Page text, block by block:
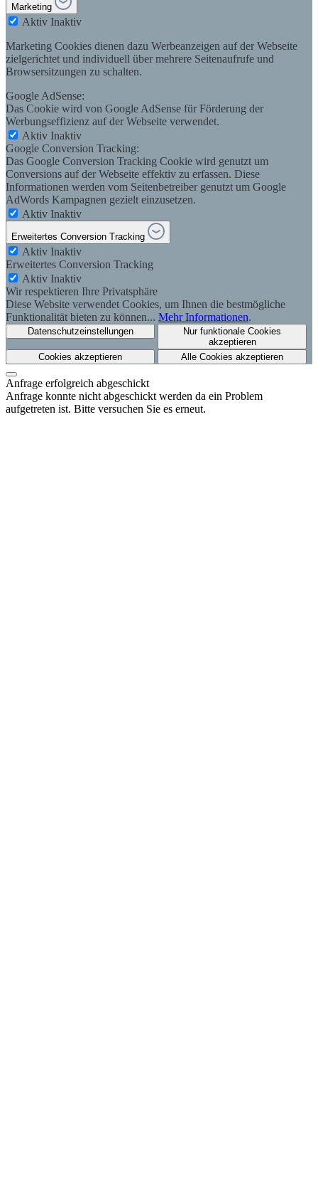
Marketing
Aktiv Inaktiv
Marketing Cookies dienen dazu Werbeanzeigen auf der Webseite
zielgerichtet und individuell über mehrere Seitenaufrufe und
Browsersitzungen zu schalten.
Google AdSense:
Das Cookie wird von Google AdSense für Förderung der
Werbungseffizienz auf der Webseite verwendet.
Aktiv Inaktiv
Google Conversion Tracking:
Das Google Conversion Tracking Cookie wird genutzt um
Conversions auf der Webseite effektiv zu erfassen. Diese
Informationen werden vom Seitenbetreiber genutzt um Google
AdWords Kampagnen gezielt einzusetzen.
Aktiv Inaktiv
Erweitertes Conversion Tracking
Aktiv Inaktiv
Erweitertes Conversion Tracking
Aktiv Inaktiv
Wir respektieren Ihre Privatsphäre
Diese Website verwendet Cookies, um Ihnen die bestmögliche
Funktionalität bieten zu können... Mehr Informationen.
Datenschutzeinstellungen
Nur funktionale Cookies
akzeptieren
Cookies akzeptieren
Alle Cookies akzeptieren
Anfrage erfolgreich abgeschickt
Anfrage konnte nicht abgeschickt werden da ein Problem
aufgetreten ist. Bitte versuchen Sie es erneut.